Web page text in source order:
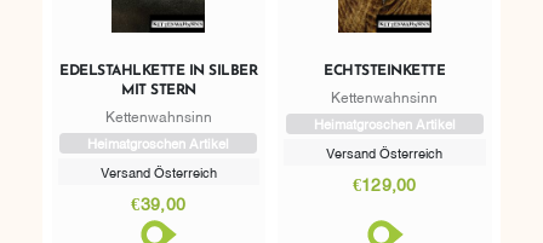
EDELSTAHLKETTE IN SILBER
MIT STERN
Kettenwahnsinn
Heimatgroschen Artikel
Versand Österreich
€39,00
ECHTSTEINKETTE
Kettenwahnsinn
Heimatgroschen Artikel
Versand Österreich
€129,00